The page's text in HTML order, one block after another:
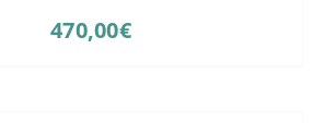
470,00€